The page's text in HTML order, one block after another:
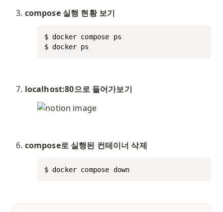
compose 실행 현황 보기
$ docker compose ps
$ docker ps
localhost:80으로 들어가보기
compose로 실행된 컨테이너 삭제
$ docker compose down